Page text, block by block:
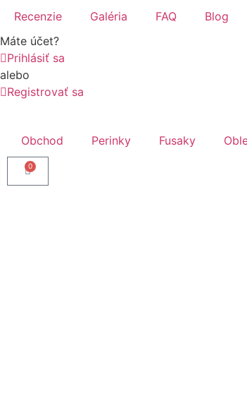
Recenzie Galéria FAQ Blog
Máte účet?
Prihlásiť sa
alebo
Registrovať sa
Obchod Perinky Fusaky
0